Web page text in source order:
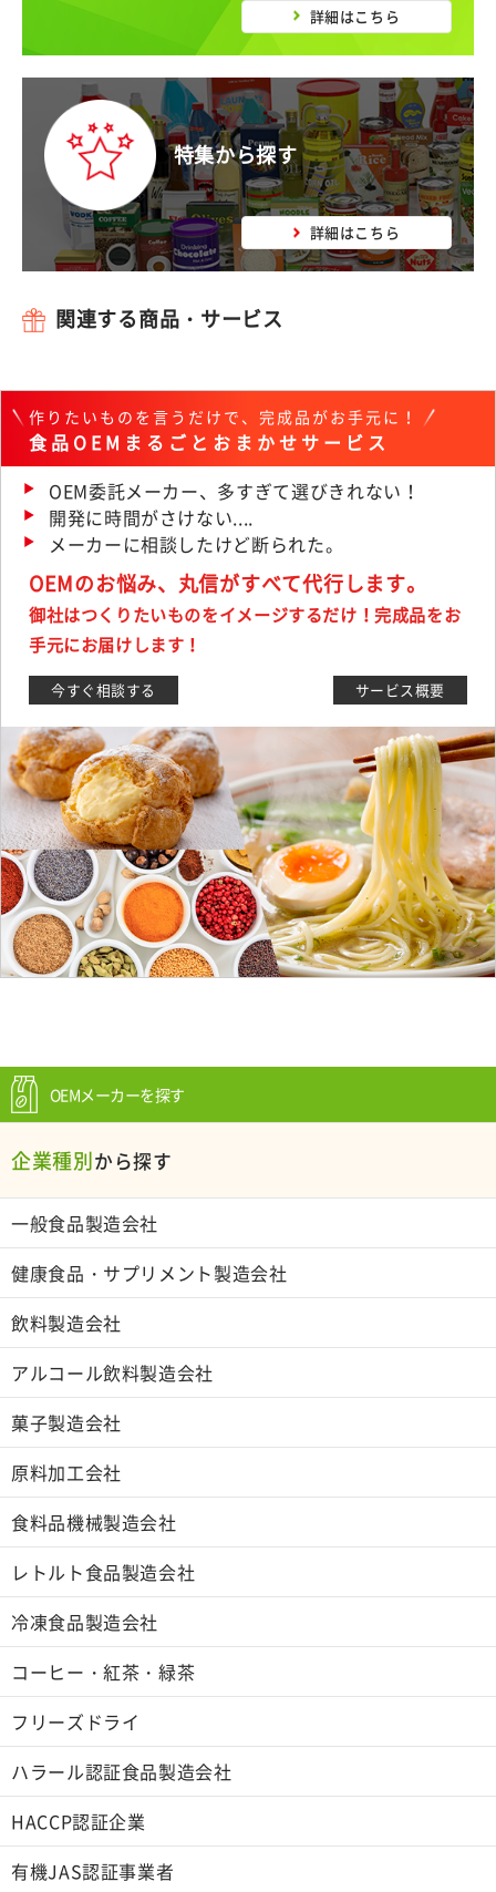
OEMメーカーを探す
企業種別から探す
一般食品製造会社
健康食品・サプリメント製造会社
飲料製造会社
アルコール飲料製造会社
菓子製造会社
原料加工会社
食料品機械製造会社
レトルト食品製造会社
冷凍食品製造会社
コーヒー・紅茶・緑茶
フリーズドライ
ハラール認証食品製造会社
HACCP認証企業
有機JAS認証事業者
詳細はこちら
特集から探す
詳細はこちら
関連する商品・サービス
作りたいものを言うだけで、完成品がお手元に！
食品OEMまるごとおまかせサービス
OEM委託メーカー、多すぎて選びきれない！
開発に時間がさけない....
メーカーに相談したけど断られた。
OEMのお悩み、丸信がすべて代行します。
御社はつくりたいものをイメージするだけ！完成品をお
手元にお届けします！
今すぐ相談する サービス概要